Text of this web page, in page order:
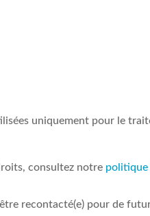
uniquement pour le
consultez notre politique
recontacté(e) pour de